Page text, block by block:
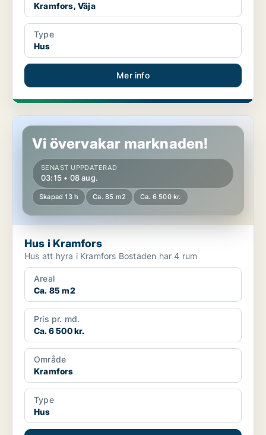
Kramfors, Väja
Type
Hus
Mer info
Hus i Kramfors
Vi övervakar marknaden!
SENAST UPPDATERAD
03:15 • 08 aug.
Skapad 13 h Ca. 85 m2 Ca. 6 500 kr.
Hus i Kramfors
Hus att hyra i Kramfors Bostaden har 4 rum
Areal
Ca. 85 m2
Pris pr. md.
Ca. 6 500 kr.
Område
Kramfors
Type
Hus